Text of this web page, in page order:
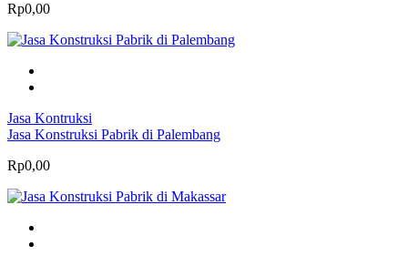
Rp0,00
Jasa Kontruksi
Jasa Konstruksi Pabrik di Palembang
Rp0,00